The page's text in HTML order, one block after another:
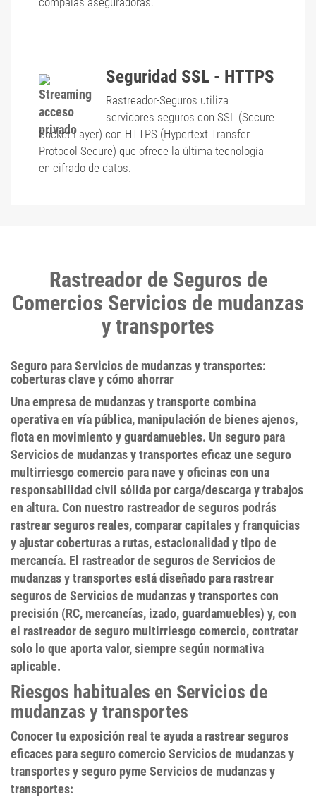
Seguridad SSL - HTTPS
Rastreador-Seguros utiliza
servidores seguros con SSL (Secure
Socket Layer) con HTTPS (Hypertext Transfer
Protocol Secure) que ofrece la última tecnología
en cifrado de datos.
Rastreador de Seguros de
Comercios Servicios de mudanzas
y transportes
Seguro para Servicios de mudanzas y transportes:
coberturas clave y cómo ahorrar
Una empresa de mudanzas y transporte combina
operativa en vía pública, manipulación de bienes ajenos,
flota en movimiento y guardamuebles. Un seguro para
Servicios de mudanzas y transporteseficaz une seguro
multirriesgo comercio para nave y oficinas con una
responsabilidad civil sólida por carga/descarga y trabajos
en altura. Con nuestro rastreador de seguros podrás
rastrear seguros reales, comparar capitales y franquicias
y ajustar coberturas a rutas, estacionalidad y tipo de
mercancía. El rastreador de seguros de Servicios de
mudanzas y transportesestá diseñado para rastrear
seguros de Servicios de mudanzas y transportescon
precisión (RC, mercancías, izado, guardamuebles) y, con
el rastreador de seguro multirriesgo comercio, contratar
solo lo que aporta valor, siempre según normativa
aplicable.
Riesgos habituales en Servicios de
mudanzas y transportes
Conocer tu exposición real te ayuda a rastrear seguros
eficaces paraseguro comercio Servicios de mudanzas y
transportesyseguro pyme Servicios de mudanzas y
transportes: